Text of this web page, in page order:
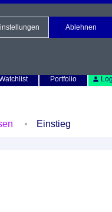
Portfolio
Einstieg
Ablehnen